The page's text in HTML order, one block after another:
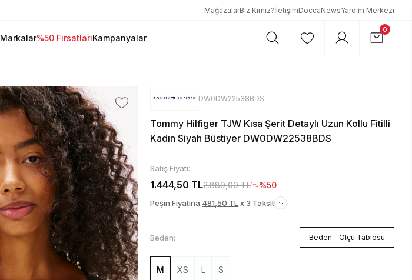
MağazalarBiz Kimiz?İletişimDoccaNewsYardım Merkezi
Markalar%50 FırsatlarıKampanyalar
0
DW0DW22538BDS
Tommy Hilfiger TJW Kısa Şerit Detaylı Uzun Kollu Fitilli
Kadın Siyah Büstiyer DW0DW22538BDS
Satış Fiyatı:
1.444,50 TL2.889,00 TL %50
Peşin Fiyatına 481,50 TL x 3 Taksit
Beden: Beden - Ölçü Tablosu
M XS L S